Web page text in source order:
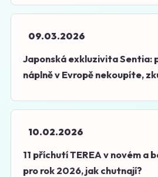
09.03.2026
Japonská exkluzivita Sentia:
náplně v Evropě nekoupíte,
10.02.2026
11 příchutí TEREA v novém a
pro rok 2026, jak chutnají?